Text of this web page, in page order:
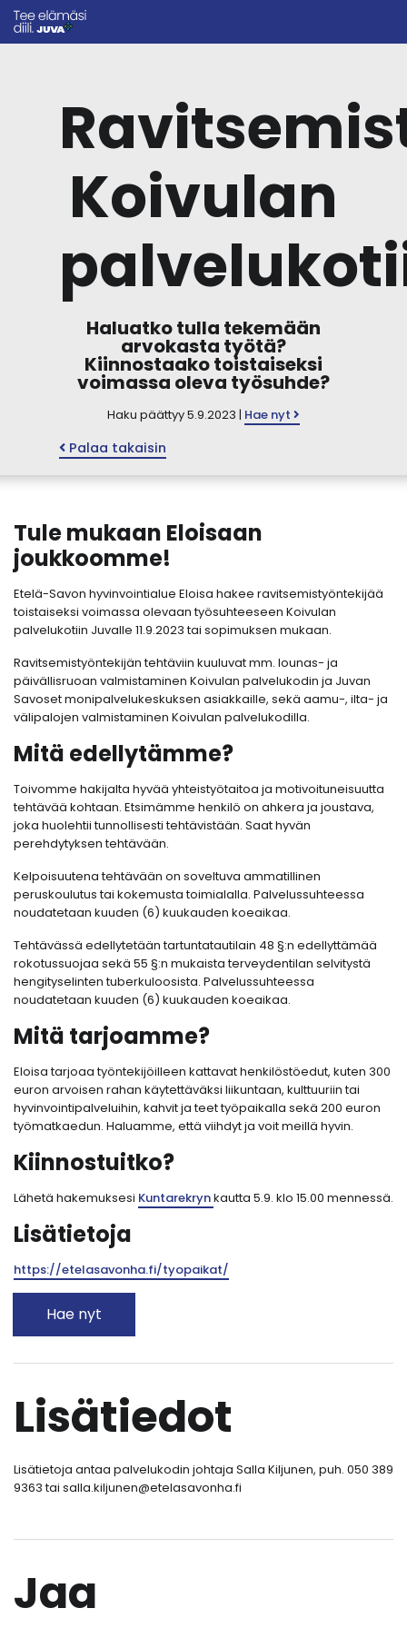
Koivulan
Haluatko tulla tekemään
arvokasta työtä?
Kiinnostaako toistaiseksi
voimassa oleva työsuhde?
Haku päättyy 5.9.2023 | Hae nyt
Palaa takaisin
Tule mukaan Eloisaan
joukkoomme!
Etelä-Savon hyvinvointialue Eloisa hakee ravitsemistyöntekijää
toistaiseksi voimassa olevaan työsuhteeseen Koivulan
palvelukotiin Juvalle 11.9.2023 tai sopimuksen mukaan.
Ravitsemistyöntekijän tehtäviin kuuluvat mm. lounas- ja
päivällisruoan valmistaminen Koivulan palvelukodin ja Juvan
Savoset monipalvelukeskuksen asiakkaille, sekä aamu-, ilta- ja
välipalojen valmistaminen Koivulan palvelukodilla.
Mitä edellytämme?
Toivomme hakijalta hyvää yhteistyötaitoa ja motivoituneisuutta
tehtävää kohtaan. Etsimämme henkilö on ahkera ja joustava,
joka huolehtii tunnollisesti tehtävistään. Saat hyvän
perehdytyksen tehtävään.
Kelpoisuutena tehtävään on soveltuva ammatillinen
peruskoulutus tai kokemusta toimialalla. Palvelussuhteessa
noudatetaan kuuden (6) kuukauden koeaikaa.
Tehtävässä edellytetään tartuntatautilain 48 §:n edellyttämää
rokotussuojaa sekä 55 §:n mukaista terveydentilan selvitystä
hengityselinten tuberkuloosista. Palvelussuhteessa
noudatetaan kuuden (6) kuukauden koeaikaa.
Mitä tarjoamme?
Eloisa tarjoaa työntekijöilleen kattavat henkilöstöedut, kuten 300
euron arvoisen rahan käytettäväksi liikuntaan, kulttuuriin tai
hyvinvointipalveluihin, kahvit ja teet työpaikalla sekä 200 euron
työmatkaedun. Haluamme, että viihdyt ja voit meillä hyvin.
Kiinnostuitko?
Lähetä hakemuksesi Kuntarekrynkautta 5.9. klo 15.00 mennessä.
Lisätietoja
https://etelasavonha.fi/tyopaikat/
Hae nyt
Lisätiedot
Lisätietoja antaa palvelukodin johtaja Salla Kiljunen, puh. 050 389
9363 tai salla.kiljunen@etelasavonha.fi
Jaa